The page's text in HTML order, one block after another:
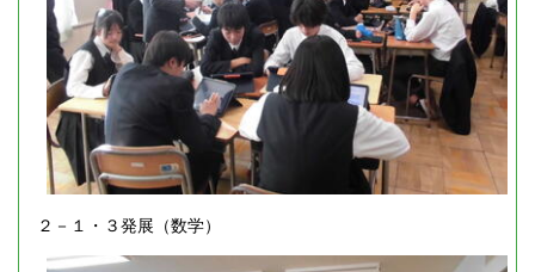
２－１・３発展（数学）